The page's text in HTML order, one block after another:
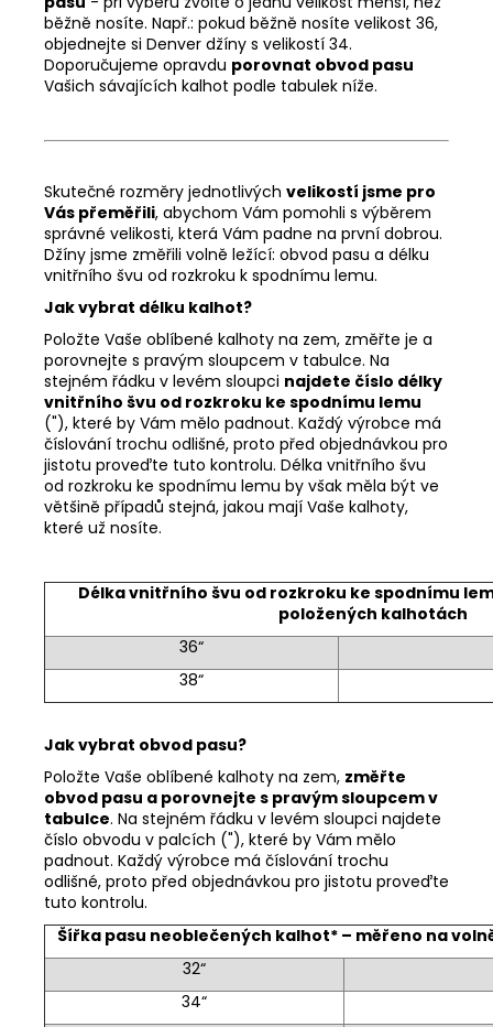
běžně nosíte. Např.: pokud běžně nosíte velikost 36,
objednejte si Denver džíny s velikostí 34.
Doporučujeme opravdu porovnat obvod pasu
Vašich sávajících kalhot podle tabulek níže.
Skutečné rozměry jednotlivých velikostí jsme pro
Vás přeměřili, abychom Vám pomohli s výběrem
správné velikosti, která Vám padne na první dobrou.
Džíny jsme změřili volně ležící: obvod pasu a délku
vnitřního švu od rozkroku k spodnímu lemu.
Jak vybrat délku kalhot?
Položte Vaše oblíbené kalhoty na zem, změřte je a
porovnejte s pravým sloupcem v tabulce. Na
stejném řádku v levém sloupci najdete číslo délky
vnitřního švu od rozkroku ke spodnímu lemu
("), které by Vám mělo padnout. Každý výrobce má
číslování trochu odlišné, proto před objednávkou pro
jistotu proveďte tuto kontrolu. Délka vnitřního švu
od rozkroku ke spodnímu lemu by však měla být ve
většině případů stejná, jakou mají Vaše kalhoty,
které už nosíte.
Délka vnitřního švu od rozkroku ke spodnímu
položených kalhotách
36“
38“
Jak vybrat obvod pasu?
Položte Vaše oblíbené kalhoty na zem, změřte
obvod pasu a porovnejte s pravým sloupcem v
tabulce. Na stejném řádku v levém sloupci najdete
číslo obvodu v palcích ("), které by Vám mělo
padnout. Každý výrobce má číslování trochu
odlišné, proto před objednávkou pro jistotu proveďte
tuto kontrolu.
Šířka pasu neoblečených kalhot* – měřeno na
32“
34“